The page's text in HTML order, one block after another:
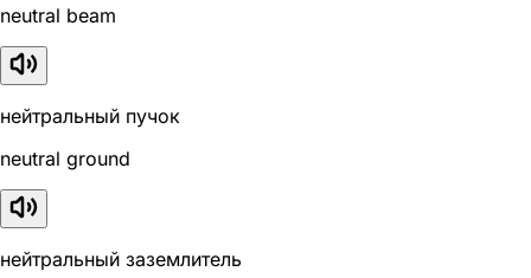
neutral beam
нейтральный пучок
neutral ground
нейтральный заземлитель